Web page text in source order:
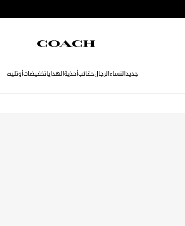
جديدالنساءالرجالحقائبأحذيةالهداياتخفيضاتأوتليت